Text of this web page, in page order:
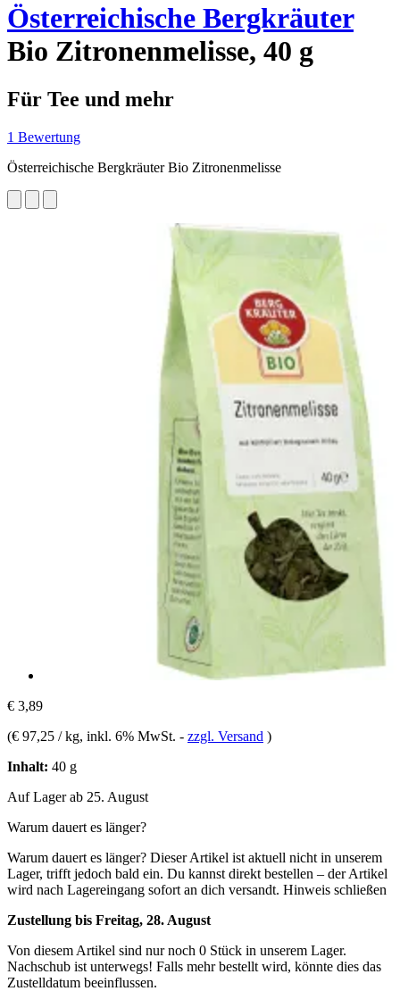
Österreichische Bergkräuter
Bio Zitronenmelisse, 40 g
Für Tee und mehr
1 Bewertung
Österreichische Bergkräuter Bio Zitronenmelisse
€ 3,89
(€ 97,25 / kg, inkl. 6% MwSt. - zzgl. Versand )
Inhalt: 40 g
Auf Lager ab 25. August
Warum dauert es länger?
Warum dauert es länger? Dieser Artikel ist aktuell nicht in unserem
Lager, trifft jedoch bald ein. Du kannst direkt bestellen – der Artikel
wird nach Lagereingang sofort an dich versandt. Hinweis schließen
Zustellung bis Freitag, 28. August
Von diesem Artikel sind nur noch 0 Stück in unserem Lager.
Nachschub ist unterwegs! Falls mehr bestellt wird, könnte dies das
Zustelldatum beeinflussen.